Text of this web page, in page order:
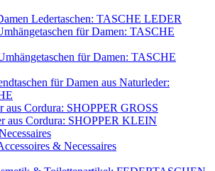
Ledertaschen: TASCHE LEDER
für Damen: TASCHE
für Damen: TASCHE
für Damen aus Naturleder:
aus Cordura: SHOPPER GROSS
aus Cordura: SHOPPER KLEIN
& Necessaires